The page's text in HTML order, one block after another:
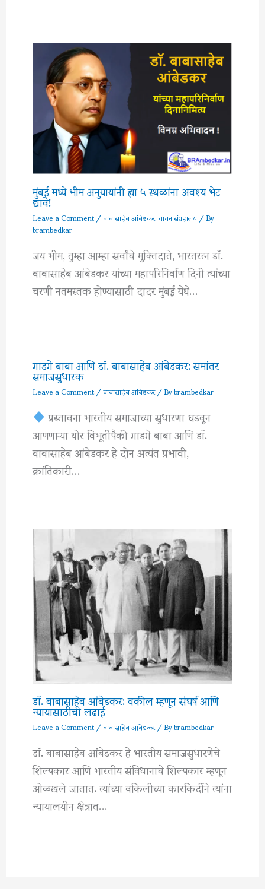
मुंबई मध्ये भीम अनुयायांनी ह्या ५ स्थळांना अवश्य भेट
द्यावे!
Leave a Comment/बाबासाहेब आंबेडकर,वाचन संग्रहालय/ By
brambedkar
जय भीम, तुम्हा आम्हा सर्वांचे मुक्तिदाते, भारतरत्न डॉ.
बाबासाहेब आंबेडकर यांच्या महापरिनिर्वाण दिनी त्यांच्या
चरणी नतमस्तक होण्यासाठी दादर मुंबई येथे…
गाडगे बाबा आणि डॉ. बाबासाहेब आंबेडकर: समांतर
समाजसुधारक
Leave a Comment/बाबासाहेब आंबेडकर/ Bybrambedkar
प्रस्तावना भारतीय समाजाच्या सुधारणा घडवून
आणणाऱ्या थोर विभूतींपैकी गाडगे बाबा आणि डॉ.
बाबासाहेब आंबेडकर हे दोन अत्यंत प्रभावी,
क्रांतिकारी…
डॉ. बाबासाहेब आंबेडकर: वकील म्हणून संघर्ष आणि
न्यायासाठीची लढाई
Leave a Comment/बाबासाहेब आंबेडकर/ Bybrambedkar
डॉ. बाबासाहेब आंबेडकर हे भारतीय समाजसुधारणेचे
शिल्पकार आणि भारतीय संविधानाचे शिल्पकार म्हणून
ओळखले जातात. त्यांच्या वकिलीच्या कारकिर्दीने त्यांना
न्यायालयीन क्षेत्रात…